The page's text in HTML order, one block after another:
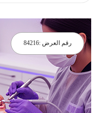
رقم العرض :84216